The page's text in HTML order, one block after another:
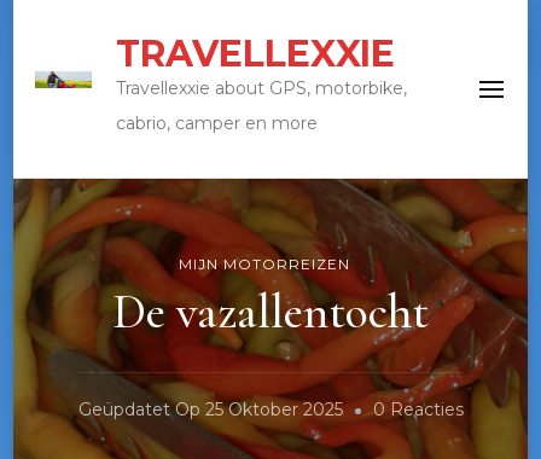
TRAVELLEXXIE
Travellexxie about GPS, motorbike,
cabrio, camper en more
MIJN MOTORREIZEN
De vazallentocht
Geüpdatet Op 25 Oktober 2025 0 ReactiesOp
De